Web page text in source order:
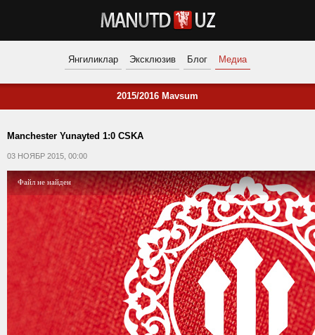
Янгиликлар Эксклюзив Блог Медиа
2015/2016 Mavsum
Manchester Yunayted 1:0 CSKA
03 НОЯБР 2015, 00:00